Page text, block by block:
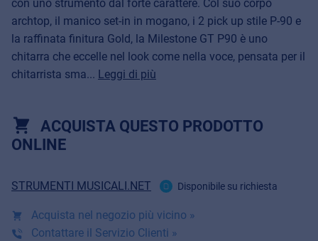
con uno strumento dal forte carattere. Col suo corpo
archtop, il manico set-in in mogano, i 2 pick up stile P-90 e
la raffinata finitura Gold, la Milestone GT P90 è uno
chitarra che eccelle nel look come nella voce, pensata per il
chitarrista sma... Leggi di più
ACQUISTA QUESTO PRODOTTO
ONLINE
STRUMENTI MUSICALI.NET Disponibile su richiesta
Acquista nel negozio più vicino »
Contattare il Servizio Clienti »